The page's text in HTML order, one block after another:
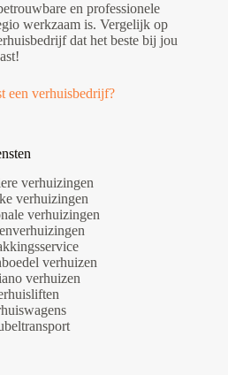
en professionele
werkzaam is. Vergelijk op
dat het beste bij jou
een verhuisbedrijf?
verhuizingen
verhuizingen
verhuizingen
verhuizen
verhuizen